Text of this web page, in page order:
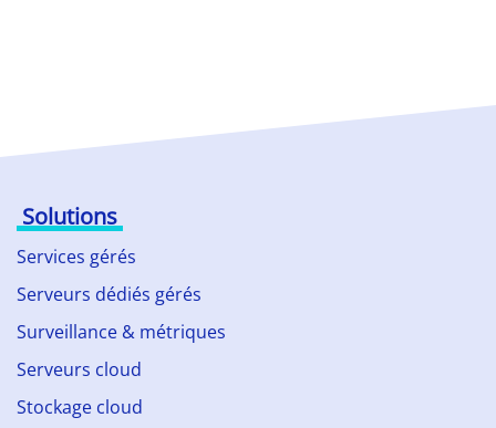
Solutions
Services gérés
Serveurs dédiés gérés
Surveillance & métriques
Serveurs cloud
Stockage cloud